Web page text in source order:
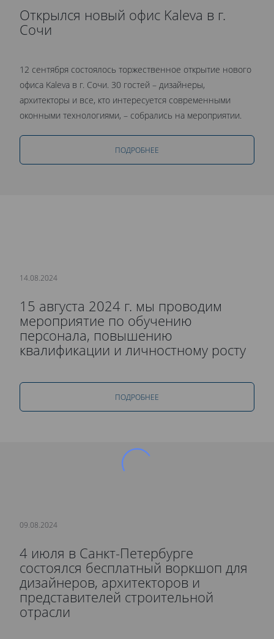
Открылся новый офис Kaleva в г.
Сочи
12 сентября состоялось торжественное открытие нового
офиса Kaleva в г. Сочи. 30 гостей – дизайнеры,
архитекторы и все, кто интересуется современными
оконными технологиями, – собрались на мероприятии.
ПОДРОБНЕЕ
14.08.2024
15 августа 2024 г. мы проводим
мероприятие по обучению
персонала, повышению
квалификации и личностному росту
ПОДРОБНЕЕ
09.08.2024
4 июля в Санкт-Петербурге
состоялся бесплатный воркшоп для
дизайнеров, архитекторов и
представителей строительной
отрасли